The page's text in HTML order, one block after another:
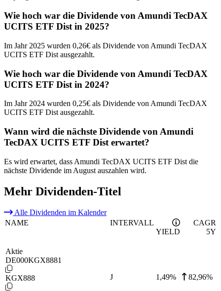
Wie hoch war die Dividende von Amundi TecDAX
UCITS ETF Dist in 2025?
Im Jahr 2025 wurden 0,26€ als Dividende von Amundi TecDAX
UCITS ETF Dist ausgezahlt.
Wie hoch war die Dividende von Amundi TecDAX
UCITS ETF Dist in 2024?
Im Jahr 2024 wurden 0,25€ als Dividende von Amundi TecDAX
UCITS ETF Dist ausgezahlt.
Wann wird die nächste Dividende von Amundi
TecDAX UCITS ETF Dist erwartet?
Es wird erwartet, dass Amundi TecDAX UCITS ETF Dist die
nächste Dividende im August auszahlen wird.
Mehr Dividenden-Titel
Alle Dividenden im Kalender
NAME
INTERVALL
YIELD
CAGR
5Y
Aktie
DE000KGX8881
KGX888 J 1,49% 82,96%